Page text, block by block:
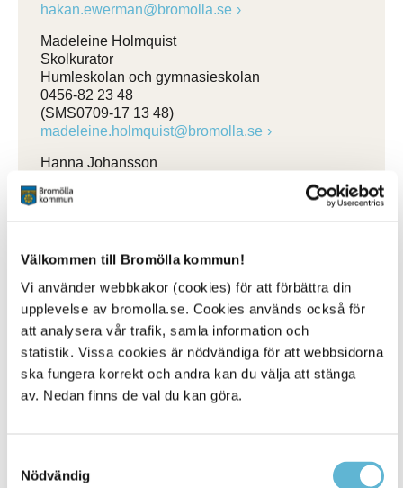
Välkommen till Bromölla kommun!
Vi använder webbkakor (cookies) för att förbättra din
upplevelse av bromolla.se. Cookies används också för
att analysera vår trafik, samla information och
statistik. Vissa cookies är nödvändiga för att webbsidorna
ska fungera korrekt och andra kan du välja att stänga
av. Nedan finns de val du kan göra.
Nödvändig
hakan.ewerman@bromolla.se
Madeleine Holmquist
Skolkurator
Humleskolan och gymnasieskolan
0456-82 23 48
(SMS0709-17 13 48)
madeleine.holmquist@bromolla.se
Hanna Johansson
Edenryds skola, Gualövs skola
Emma Larsson
Skolkurator
Näsums skola, Edenryds skola, Gualövs skola
0456-82 20 96
(SMS0721-66 31 99)
emma.larsson@bromolla.se
Matilda Kristoffersson
Skolkurator
matilda.kristoffersson@bromolla.se